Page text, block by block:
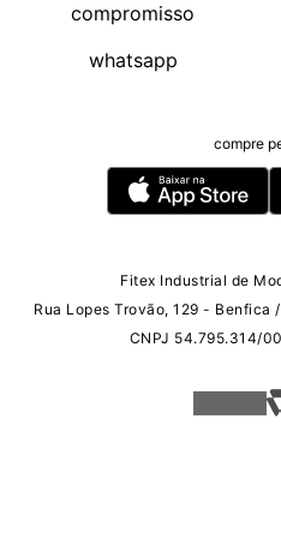
compromisso
whatsapp
compre
Fitex Industrial de
Rua Lopes Trovão, 129 - Benfica
CNPJ 54.795.314/